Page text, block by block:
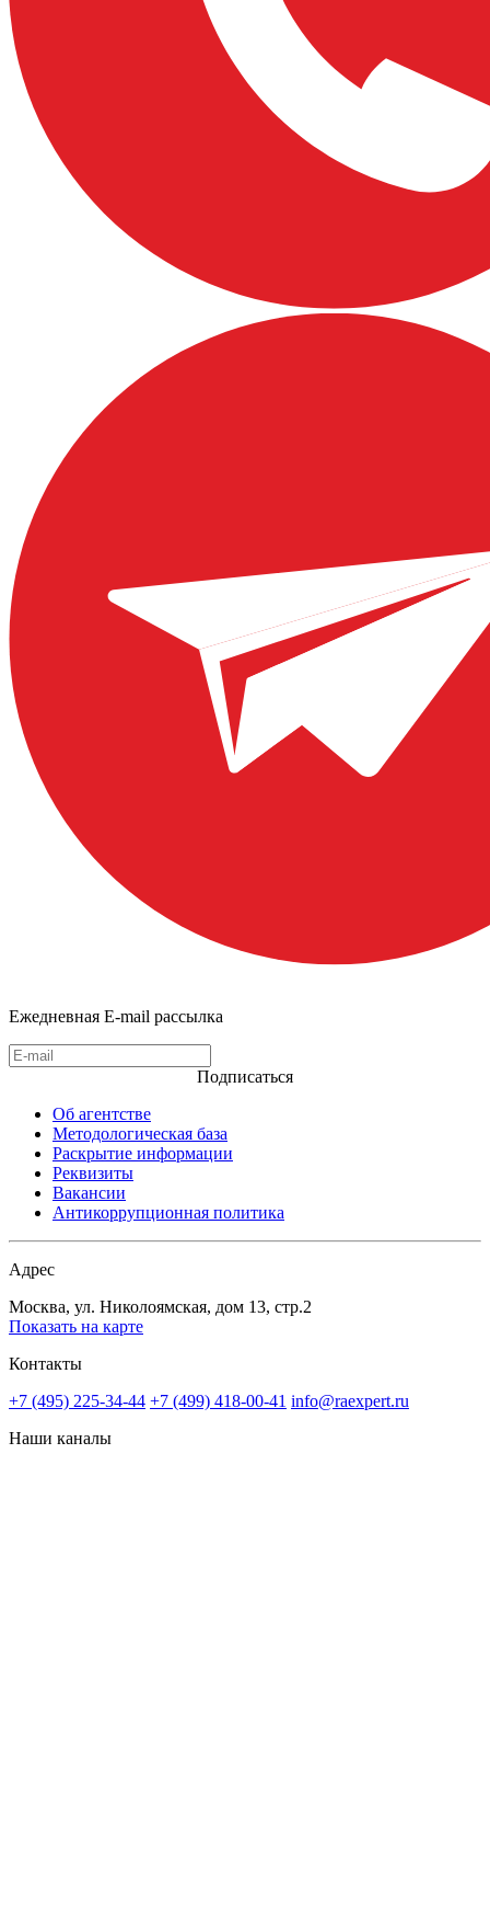
Ежедневная E-mail рассылка
Подписаться
Об агентстве
Методологическая база
Раскрытие информации
Реквизиты
Вакансии
Антикоррупционная политика
Адрес
Москва, ул. Николоямская, дом 13, стр.2
Показать на карте
Контакты
+7 (495) 225-34-44 +7 (499) 418-00-41 info@raexpert.ru
Наши каналы